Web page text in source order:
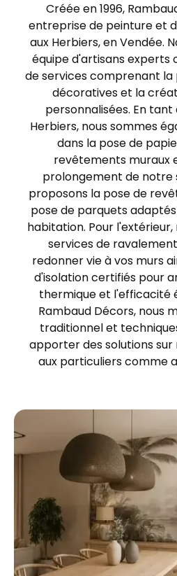
Créée en 1996,
entreprise de peinture et
aux Herbiers, en Vendée.
équipe d'artisans experts
de services comprenant la
décoratives et la
personnalisées. En
Herbiers, nous sommes
dans la pose de
revêtements muraux
prolongement de notre
proposons la pose de
pose de parquets
habitation. Pour
services de
redonner vie à vos murs
d'isolation certifiés pour
thermique et l'efficacité
Rambaud Décors, nous
traditionnel et
apporter des solutions
aux particuliers comme